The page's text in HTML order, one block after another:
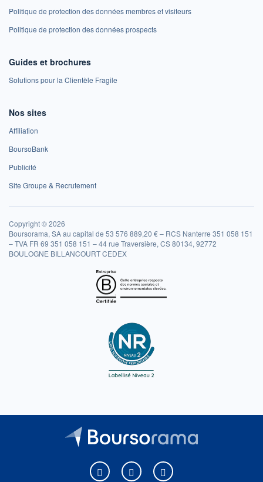
Politique de protection des données membres et visiteurs
Politique de protection des données prospects
Guides et brochures
Solutions pour la Clientèle Fragile
Nos sites
Affiliation
BoursoBank
Publicité
Site Groupe & Recrutement
Copyright © 2026
Boursorama, SA au capital de 53 576 889,20 € – RCS Nanterre 351 058 151
– TVA FR 69 351 058 151 – 44 rue Traversière, CS 80134, 92772
BOULOGNE BILLANCOURT CEDEX
Boursorama sur Facebook
Boursorama sur XBoursorama sur